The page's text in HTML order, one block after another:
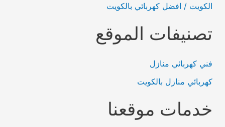
الكويت / افضل كهربائي بالكويت
تصنيفات الموقع
فني كهربائي منازل
كهربائي منازل بالكويت
خدمات موقعنا